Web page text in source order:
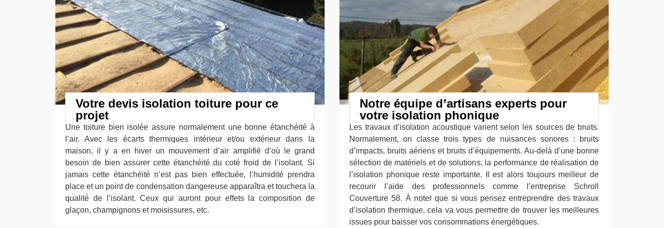
Votre devis isolation toiture pour ce
projet
Une toiture bien isolée assure normalement une bonne étanchéité à
l’air. Avec les écarts thermiques intérieur et/ou extérieur dans la
maison, il y a en hiver un mouvement d’air amplifié d’où le grand
besoin de bien assurer cette étanchéité du coté froid de l’isolant. Si
jamais cette étanchéité n’est pas bien effectuée, l’humidité prendra
place et un point de condensation dangereuse apparaîtra et touchera la
qualité de l’isolant. Ceux qui auront pour effets la composition de
glaçon, champignons et moisissures, etc.
Notre équipe d’artisans experts pour
votre isolation phonique
Les travaux d’isolation acoustique varient selon les sources de bruits.
Normalement, on classe trois types de nuisances sonores : bruits
d’impacts, bruits aériens et bruits d’équipements. Au-delà d’une bonne
sélection de matériels et de solutions, la performance de réalisation de
l’isolation phonique reste importante. Il est alors toujours meilleur de
recourir l’aide des professionnels comme l’entreprise Schroll
Couverture 58. À noter que si vous pensez entreprendre des travaux
d’isolation thermique, cela va vous permettre de trouver les meilleures
issues pour baisser vos consommations énergétiques.